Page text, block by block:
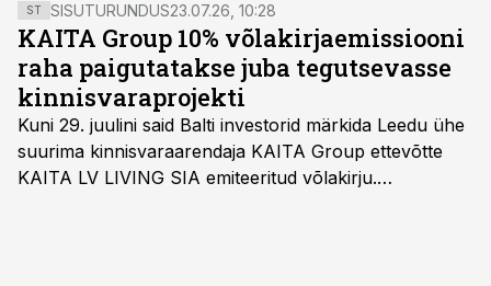
ST SISUTURUNDUS23.07.26, 10:28
KAITA Group 10% võlakirjaemissiooni
raha paigutatakse juba tegutsevasse
kinnisvaraprojekti
Kuni 29. juulini said Balti investorid märkida Leedu ühe
suurima kinnisvaraarendaja KAITA Group ettevõtte
KAITA LV LIVING SIA emiteeritud võlakirju.